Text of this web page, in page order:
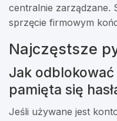
centralnie zarządzane.
sprzęcie firmowym
Najczęstsze
Jak
pamięta się
Jeśli używane jest